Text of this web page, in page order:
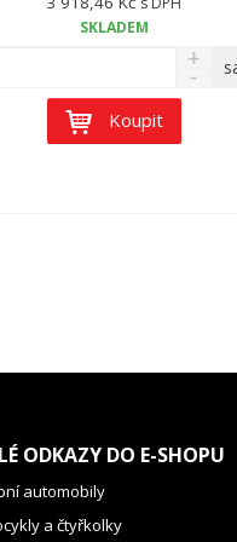
SKLADEM
Koupit
ODKAZY DO E-SHOPU
automobily
a čtyřkolky